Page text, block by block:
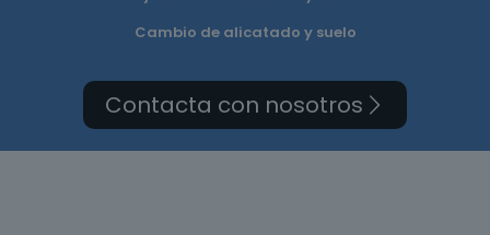
Cambio de alicatado y suelo
Contacta con nosotros